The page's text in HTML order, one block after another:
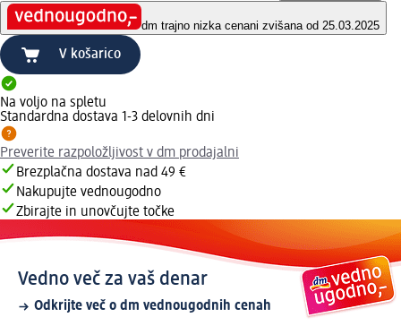
dm trajno nizka cenani zvišana od 25.03.2025
V košarico
Na voljo na spletu
Standardna dostava 1-3 delovnih dni
Preverite razpoložljivost v dm prodajalni
Brezplačna dostava nad 49 €
Nakupujte vednougodno
Zbirajte in unovčujte točke
Vedno več za vaš denar
Odkrijte več o dm vednougodnih cenah